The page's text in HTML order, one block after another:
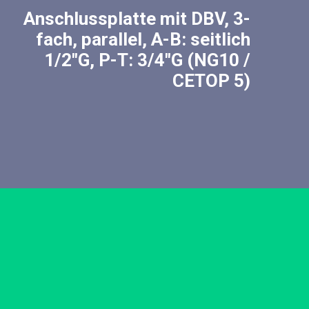
Anschlussplatte mit DBV, 3-
fach, parallel, A-B: seitlich
1/2″G, P-T: 3/4″G (NG10 /
CETOP 5)